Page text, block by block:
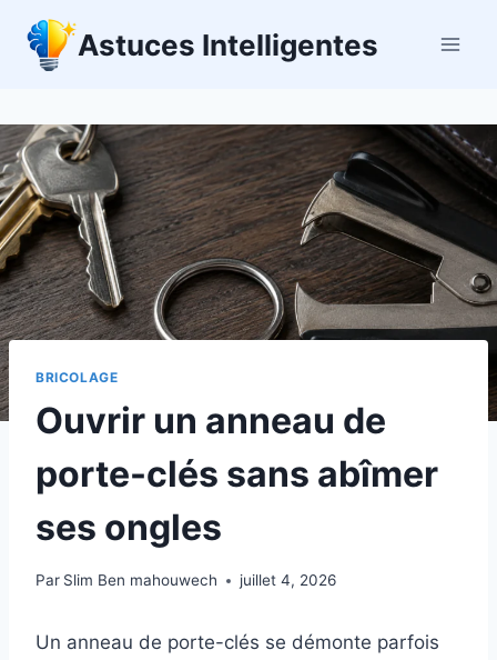
contenu
Astuces Intelligentes
BRICOLAGE
Ouvrir un anneau de
porte-clés sans abîmer
ses ongles
Par Slim Ben mahouwech juillet 4, 2026
Un anneau de porte-clés se démonte parfois